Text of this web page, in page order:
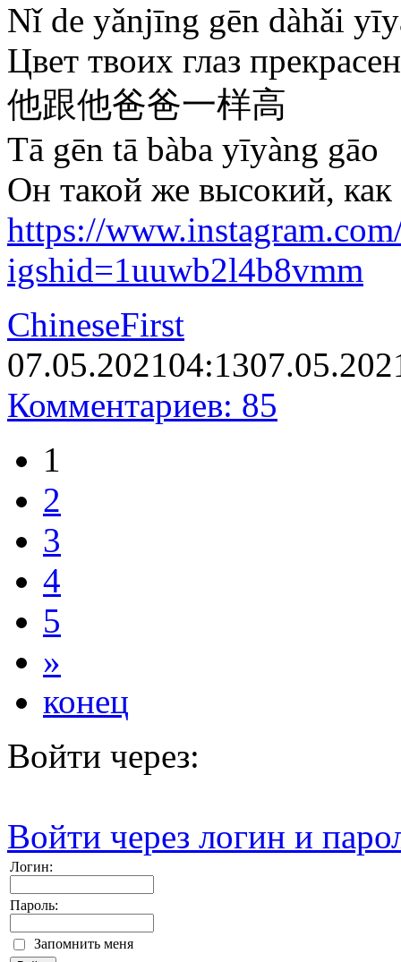
Nǐ de yǎnjīng gēn dàhǎi
Цвет твоих глаз
他跟他爸爸一样高
Tā gēn tā bàba yīyàng gāo
Он такой же высокий, как
https://
igshid=1uuwb2l4b8vmm
ChineseFirst
07.05.202104:13
Комментариев: 85
1
2
3
4
5
»
конец
Войти через:
Войти через логин и
Логин:
Пароль:
Запомнить меня